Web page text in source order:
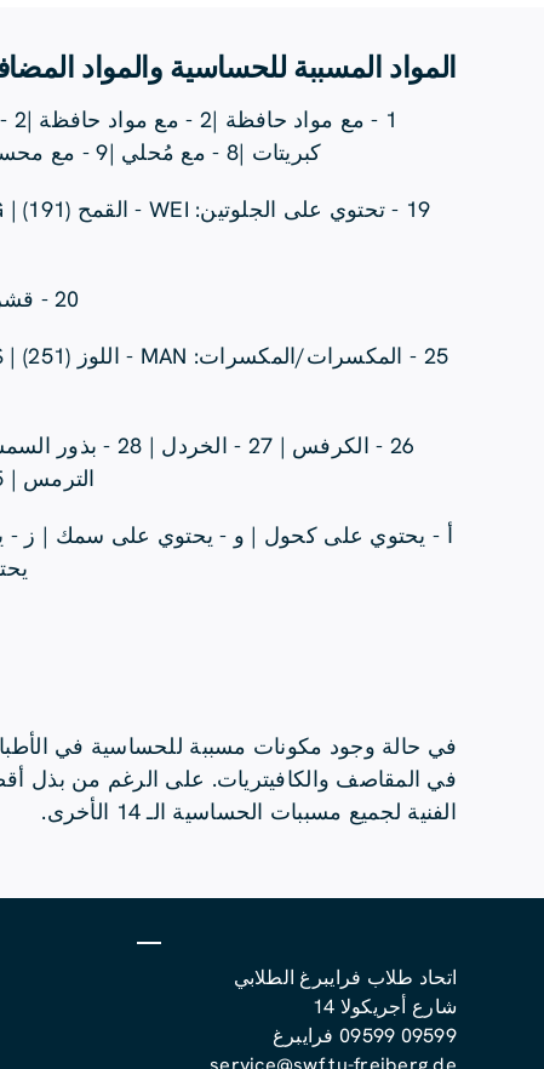
المواد المسببة للحساسية والمواد
كبريتات |8 - مع مُحلي |9 - مع محسن للنكهة |10 - يحتوي على فينيل ألانين |16 - يحتوي على الكينين |18 - رخويات |18
20 - قشريات | 21 - يحتوي على بيض | 22 - فول سوداني | 23 - صويا | 24 - حليب / لاكتوز |
الترمس | 35 - مع صبغة الآزو | 43 - مع دهون تحتوي على الكاكاو | 171 - غير مناسب للنباتيين
أ - يحتوي على كحول | و - يحتوي على سمك | ز
في حالة وجود مكونات مسببة للحساسية في
في المقاصف والكافيتريات. على الرغم من بذل
الفنية لجميع مسببات الحساسية الـ 14 الأخرى.
اتحاد طلاب فرايبرغ الطلابي
شارع أجريكولا 14
09599 09599 فرايبرغ